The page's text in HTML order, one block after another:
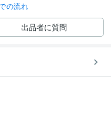
の流れ
出品者に質問